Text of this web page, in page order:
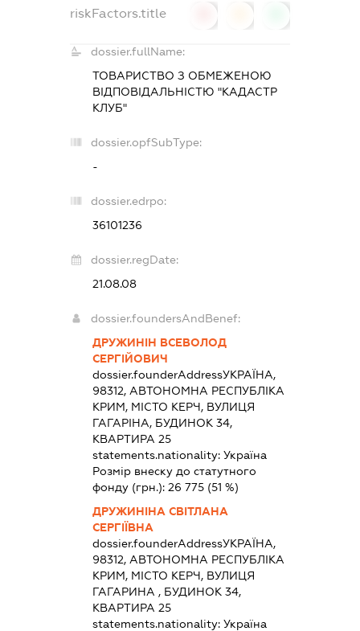
riskFactors.title
dossier.fullName:
ТОВАРИСТВО З ОБМЕЖЕНОЮ
ВІДПОВІДАЛЬНІСТЮ "КАДАСТР
КЛУБ"
dossier.opfSubType:
-
dossier.edrpo:
36101236
dossier.regDate:
21.08.08
dossier.foundersAndBenef:
ДРУЖИНІН ВСЕВОЛОД
СЕРГІЙОВИЧ
dossier.founderAddressУКРАЇНА,
98312, АВТОНОМНА РЕСПУБЛІКА
КРИМ, МІСТО КЕРЧ, ВУЛИЦЯ
ГАГАРІНА, БУДИНОК 34,
КВАРТИРА 25
statements.nationality: Україна
Розмір внеску до статутного
фонду (грн.): 26 775(51 %)
ДРУЖИНІНА СВІТЛАНА
СЕРГІЇВНА
dossier.founderAddressУКРАЇНА,
98312, АВТОНОМНА РЕСПУБЛІКА
КРИМ, МІСТО КЕРЧ, ВУЛИЦЯ
ГАГАРИНА , БУДИНОК 34,
КВАРТИРА 25
statements.nationality: Україна